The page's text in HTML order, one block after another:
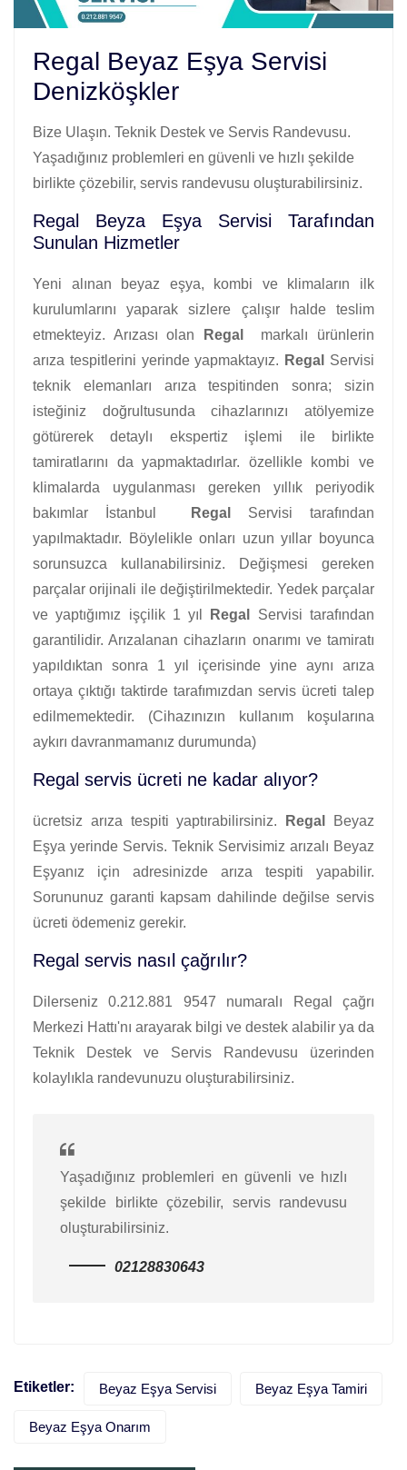
Regal Beyaz Eşya Servisi
Denizköşkler
Bize Ulaşın. Teknik Destek ve Servis Randevusu.
Yaşadığınız problemleri en güvenli ve hızlı şekilde
birlikte çözebilir, servis randevusu oluşturabilirsiniz.
Regal Beyza Eşya Servisi Tarafından
Sunulan Hizmetler
Yeni alınan beyaz eşya, kombi ve klimaların ilk
kurulumlarını yaparak sizlere çalışır halde teslim
etmekteyiz. Arızası olan
Regal
markalı ürünlerin
arıza tespitlerini yerinde yapmaktayız. Regal
Servisi
teknik elemanları arıza tespitinden sonra; sizin
isteğiniz doğrultusunda cihazlarınızı atölyemize
götürerek detaylı ekspertiz işlemi ile birlikte
tamiratlarını da yapmaktadırlar. özellikle kombi ve
klimalarda uygulanması gereken yıllık periyodik
bakımlar İstanbul
Regal
Servisi tarafından
yapılmaktadır. Böylelikle onları uzun yıllar boyunca
sorunsuzca kullanabilirsiniz. Değişmesi gereken
parçalar orijinali ile değiştirilmektedir. Yedek parçalar
ve yaptığımız işçilik 1 yıl
Regal
Servisi tarafından
garantilidir. Arızalanan cihazların onarımı ve tamiratı
yapıldıktan sonra 1 yıl içerisinde yine aynı arıza
ortaya çıktığı taktirde tarafımızdan servis ücreti talep
edilmemektedir. (Cihazınızın kullanım koşularına
aykırı davranmamanız durumunda)
Regal servis ücreti ne kadar alıyor?
ücretsiz arıza tespiti yaptırabilirsiniz. Regal
Beyaz
Eşya yerinde Servis. Teknik Servisimiz arızalı Beyaz
Eşyanız için adresinizde arıza tespiti yapabilir.
Sorununuz garanti kapsam dahilinde değilse servis
ücreti ödemeniz gerekir.
Regal servis nasıl çağrılır?
Dilerseniz 0.212.881 9547 numaralı Regal çağrı
Merkezi Hattı'nı arayarak bilgi ve destek alabilir ya da
Teknik Destek ve Servis Randevusu üzerinden
kolaylıkla randevunuzu oluşturabilirsiniz.
Yaşadığınız problemleri en güvenli ve hızlı
şekilde birlikte çözebilir, servis randevusu
oluşturabilirsiniz.
02128830643
Etiketler: Beyaz Eşya Servisi Beyaz Eşya Tamiri
Beyaz Eşya Onarım